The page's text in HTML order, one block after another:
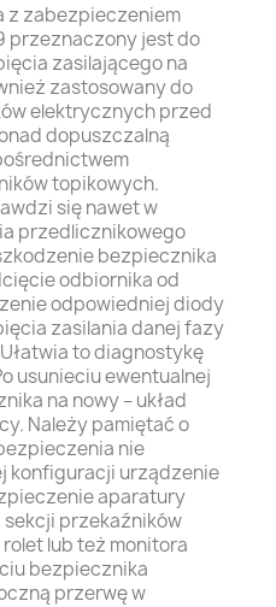
z zabezpieczeniem
przeznaczony jest do
zasilającego na
zastosowany do
elektrycznych przed
dopuszczalną
topikowych.
się nawet w
przedlicznikowego
bezpiecznika
odbiornika od
odpowiedniej diody
zasilania danej fazy
to diagnostykę
usunieciu ewentualnej
na nowy – układ
Należy pamiętać o
nie
konfiguracji urządzenie
aparatury
przekaźników
lub też monitora
bezpiecznika
przerwę w